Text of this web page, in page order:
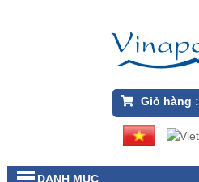
Giỏ hàng :
DANH MỤC